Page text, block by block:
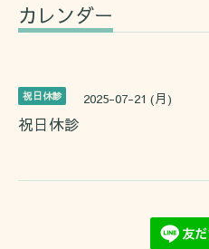
カレンダー
祝日休診 2025-07-21 (月)
祝日休診